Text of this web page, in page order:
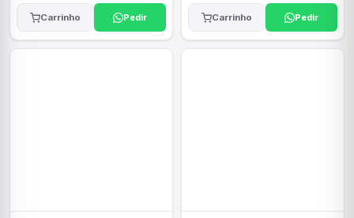
Carrinho Pedir Carrinho Pedir